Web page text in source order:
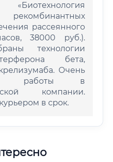
рассеянного
38000 руб.).
технологии
бета,
Очень
работы в
компании.
в срок.